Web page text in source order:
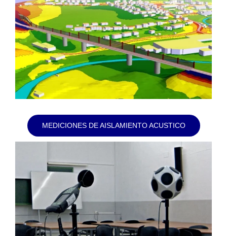
MEDICIONES DE AISLAMIENTO ACUSTICO